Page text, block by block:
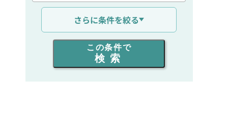
通信距離を選ぶ
出力を選ぶ
同時通話人数を選ぶ
さらに条件を絞る
この条件で
検索